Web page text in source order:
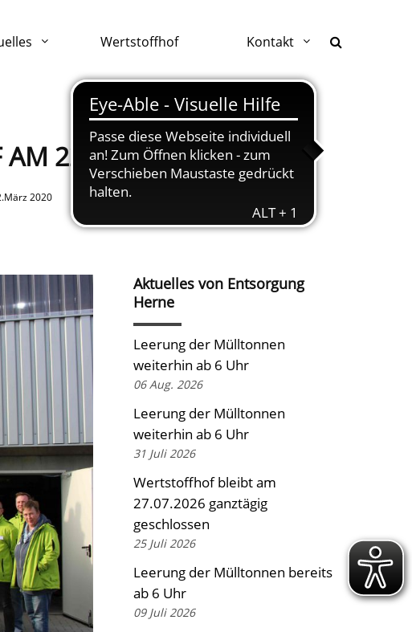
Wertstoffhof Kontakt
AM 22.MÄRZ 2020
2020
Aktuelles von Entsorgung
Herne
Leerung der Mülltonnen
weiterhin ab 6 Uhr
06 Aug. 2026
Leerung der Mülltonnen
weiterhin ab 6 Uhr
31 Juli 2026
Wertstoffhof bleibt am
27.07.2026 ganztägig
geschlossen
25 Juli 2026
Leerung der Mülltonnen bereits
ab 6 Uhr
09 Juli 2026